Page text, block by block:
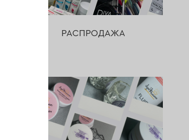
РАСПРОДАЖА